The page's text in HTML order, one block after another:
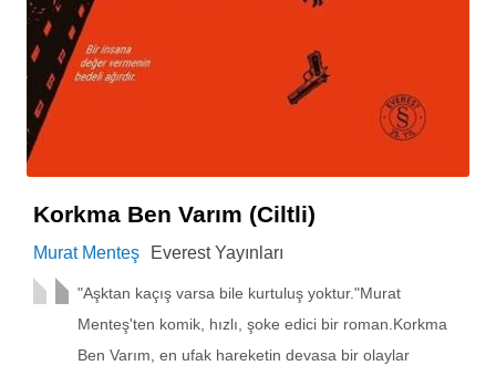
Korkma Ben Varım (Ciltli)
Murat Menteş Everest Yayınları
"Aşktan kaçış varsa bile kurtuluş yoktur."Murat
Menteş'ten komik, hızlı, şoke edici bir roman.Korkma
Ben Varım, en ufak hareketin devasa bir olaylar